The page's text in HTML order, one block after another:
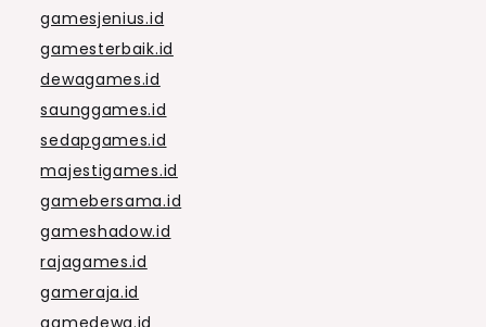
gamesjenius.id
gamesterbaik.id
dewagames.id
saunggames.id
sedapgames.id
majestigames.id
gamebersama.id
gameshadow.id
rajagames.id
gameraja.id
gamedewa.id